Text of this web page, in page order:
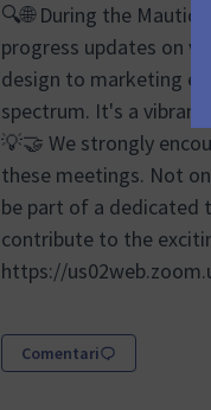
🔍🌐 During the
progress updates on
design to marketing
spectrum. It's a vibrant
💡🤝 We strongly
these meetings. Not
be part of a dedicated
contribute to the
https://
Comentari